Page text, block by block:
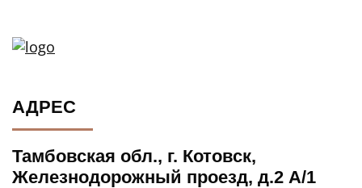
КЛИЕНТАМ
Адрес
Железнодорожный проезд, д.2 А/1
АДРЕС
Тамбовская обл., г. Котовск,
Железнодорожный проезд, д.2 А/1